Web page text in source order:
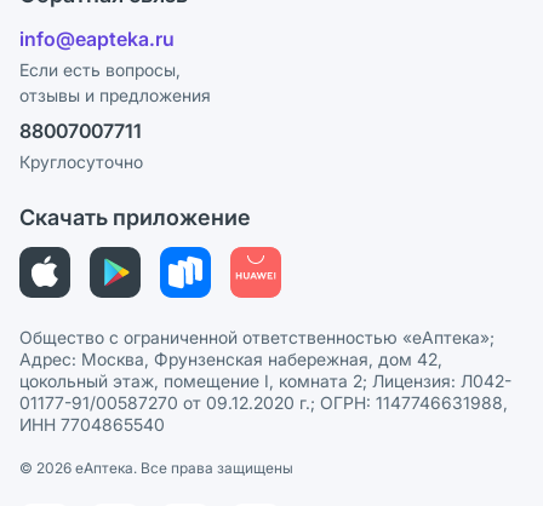
Блог
Лицензия
Реклама на сайте
Ваши товары на ЕАПТЕКЕ
Программа СберСпасибо
Политика конфиденциальности
Пользовательское соглашение
Политика рекомендаций
Этика и соответствие
Политика в отношении обработки персональных данных
info@eapteka.ru
Если есть вопросы,
отзывы и предложения
88007007711
Круглосуточно
Скачать приложение
Общество с ограниченной ответственностью «еАптека»;
Адрес: Москва, Фрунзенская набережная, дом 42,
цокольный этаж, помещение I, комната 2; Лицензия: Л042-
01177-91/00587270 от 09.12.2020 г.; ОГРН: 1147746631988,
ИНН 7704865540
© 2026 eАптека. Все права защищены